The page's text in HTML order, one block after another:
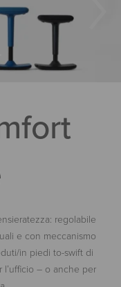
regolabile
e con meccanismo
in piedi to-swift di
– o anche per